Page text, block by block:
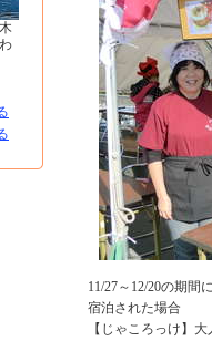
11/27～12/20の期
宿泊された場合
【じゃころっけ】